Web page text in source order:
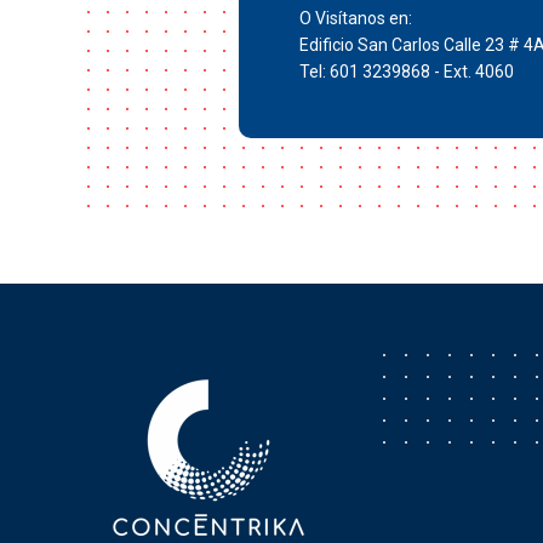
O Visítanos en:
Edificio San Carlos Calle 23 #
Tel: 601 3239868 - Ext. 4060